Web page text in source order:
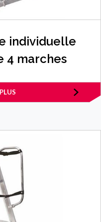
individuelle
4 marches